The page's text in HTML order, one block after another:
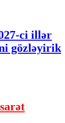
ci illər
gözləyirik